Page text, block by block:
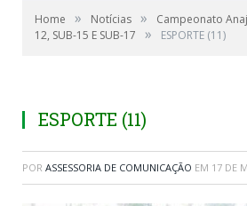
Home » Notícias »
Campeonato
12, SUB-15 E SUB-17
» ESPORTE (11)
ESPORTE (11)
POR ASSESSORIA DE COMUNICAÇÃO EM 17 DE